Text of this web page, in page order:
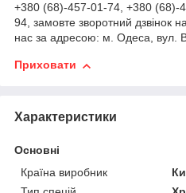
+380 (68)-457-01-74, +380 (68)-
94, замовте зворотний дзвінок
нас за адресою: м. Одеса, вул.
Приховати
Характеристики
Основні
Країна виробник